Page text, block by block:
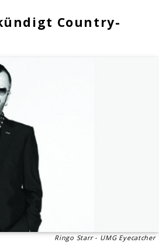
Country-
Ringo Starr - UMG Eyecatcher